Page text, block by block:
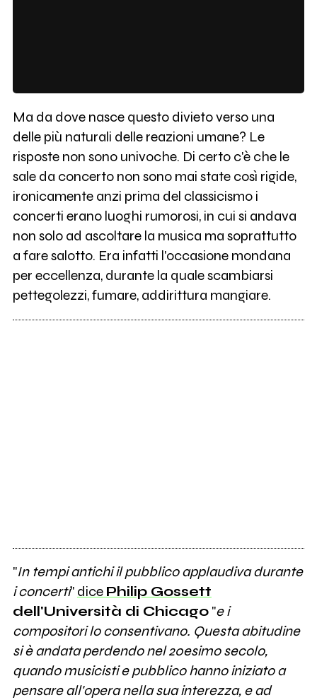
Ma da dove nasce questo divieto verso una
delle più naturali delle reazioni umane? Le
risposte non sono univoche. Di certo c'è che le
sale da concerto non sono mai state così rigide,
ironicamente anzi prima del classicismo i
concerti erano luoghi rumorosi, in cui si andava
non solo ad ascoltare la musica ma soprattutto
a fare salotto. Era infatti l'occasione mondana
per eccellenza, durante la quale scambiarsi
pettegolezzi, fumare, addirittura mangiare.
"In tempi antichi il pubblico applaudiva durante
i concerti" dice Philip Gossett
dell'Università di Chicago"e i
compositori lo consentivano. Questa abitudine
si è andata perdendo nel 20esimo secolo,
quando musicisti e pubblico hanno iniziato a
pensare all'opera nella sua interezza, e ad